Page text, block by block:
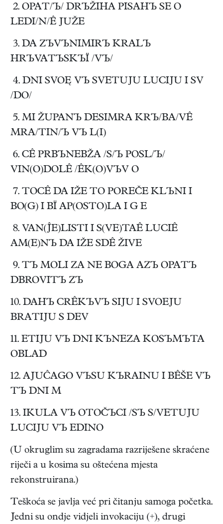
2. OPAT/Ъ/ DRЪŽIHA PISAHЪ SE O
LEDI/N/Ê JUŽE
3. DA ZЪVЪNIMIRЪ KRALЪ
HRЪVATЪSKЪÏ /VЪ/
4. DNI SVOĘ VЪ SVETUJU LUCIJU I SV
/DO/
5. MI ŽUPANЪ DESIMRA KRЪ/BA/VÊ
MRA/TIN/Ъ VЪ L(I)
6. CÊ PRBЪNEBŽA /S/Ъ POSL/Ъ/
VIN(O)DOLÊ /ÊK(O)VЪV O
7. TOCÊ DA IŽE TO POREČE KLЪNI I
BO(G) I BÏ AP(OSTO)LA I G E
8. VAN(ĴE)LISTI I S(VE)TAÊ LUCIÊ
AM(E)NЪ DA IŽE SDÊ ŽIVE
9. TЪ MOLI ZA NE BOGA AZЪ OPATЪ
DBROVITЪ ZЪ
10. DAHЪ CRÊKЪVЪ SIJU I SVOEJU
BRATIJU S DEV
11. ETIJU VЪ DNI KЪNEZA KOSЪMЪTA
OBLAD
12. AJUĈAGO VЪSU KЪRAINU I BÊŠE VЪ
TЪ DNI M
13. IKULA VЪ OTOČЪCI /SЪ S/VETUJU
LUCIJU VЪ EDINO
(U okruglim su zagradama razriješene skraćene
riječi a u kosima su oštećena mjesta
rekonstruirana.)
Teškoća se javlja već pri čitanju samoga početka.
Jedni su ondje vidjeli invokaciju (+), drugi